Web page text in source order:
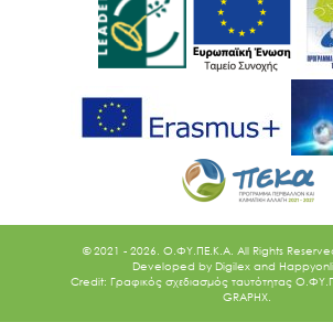
© 2021 - 2026. O.ΦΥ.ΠΕ.Κ.Α. All Rights
Developed by Digilex and
Credit: Γραφικός σχεδιασμός ταυτότητας
GRAPHX.